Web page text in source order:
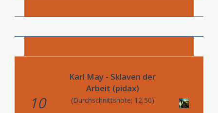
10
Karl May - Sklaven der
Arbeit (pidax)
(Durchschnittsnote: 12,50)